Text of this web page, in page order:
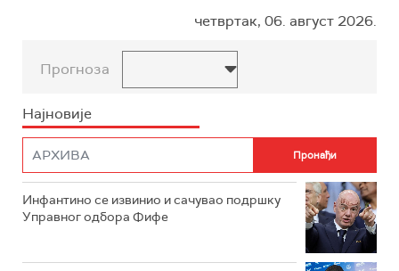
четвртак, 06. август 2026.
Прогноза
Најновије
Инфантино се извинио и сачувао подршку
Управног одбора Фифе